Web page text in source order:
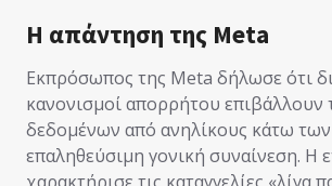
Η απάντηση της Meta
Εκπρόσωπος της Meta δήλωσε ότι
κανονισμοί απορρήτου επιβάλλουν
δεδομένων από ανηλίκους κάτω
επαληθεύσιμη γονική συναίνεση. Η